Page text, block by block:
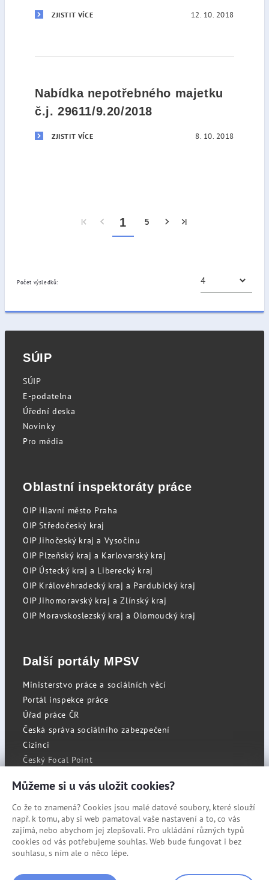
ZJISTIT VÍCE 12. 10. 2018
Nabídka nepotřebného majetku
č.j. 29611/9.20/2018
ZJISTIT VÍCE 8. 10. 2018
1 5
Počet výsledků:
SÚIP
SÚIP
E-podatelna
Úřední deska
Novinky
Pro média
Oblastní inspektoráty práce
OIP Hlavní město Praha
OIP Středočeský kraj
OIP Jihočeský kraj a Vysočinu
OIP Plzeňský kraj a Karlovarský kraj
OIP Ústecký kraj a Liberecký kraj
OIP Královéhradecký kraj a Pardubický kraj
OIP Jihomoravský kraj a Zlínský kraj
OIP Moravskoslezský kraj a Olomoucký kraj
Další portály MPSV
Ministerstvo práce a sociálních věcí
Portál inspekce práce
Úřad práce ČR
Česká správa sociálního zabezpečení
Cizinci
Český Focal Point
RSS
Cookies
Prohlášení o přístupnosti
Mapa stránek
Můžeme si u vás uložit cookies?
Co že to znamená? Cookies jsou malé datové soubory, které slouží
např. k tomu, aby si web pamatoval vaše nastavení a to, co vás
zajímá, nebo abychom jej zlepšovali. Pro ukládání různých typů
cookies od vás potřebujeme souhlas. Web bude fungovat i bez
souhlasu, s ním ale o něco lépe.